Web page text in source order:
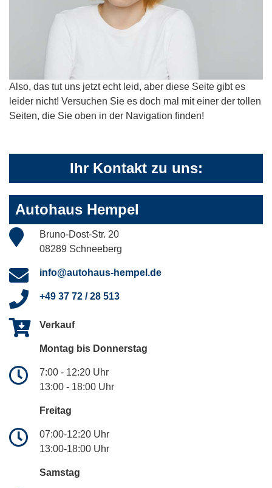
Also, das tut uns jetzt echt leid, aber diese Seite gibt es
leider nicht! Versuchen Sie es doch mal mit einer der tollen
Seiten, die Sie oben in der Navigation finden!
Ihr Kontakt zu uns:
Autohaus Hempel
Bruno-Dost-Str. 20
08289 Schneeberg
info@autohaus-hempel.de
+49 37 72 / 28 513
Verkauf
Montag bis Donnerstag
7:00 - 12:20 Uhr
13:00 - 18:00 Uhr
Freitag
07:00-12:20 Uhr
13:00-18:00 Uhr
Samstag